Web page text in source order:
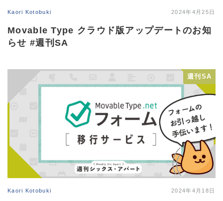
Kaori Kotobuki 2024年4月25日
Movable Type クラウド版アップデートのお知
らせ #週刊SA
週刊SA
Kaori Kotobuki 2024年4月18日